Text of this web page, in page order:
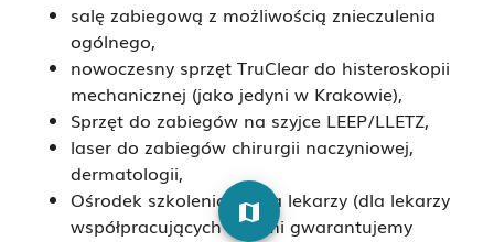
salę zabiegową z możliwością znieczulenia
ogólnego,
nowoczesny sprzęt TruClear do histeroskopii
mechanicznej (jako jedyni w Krakowie),
Sprzęt do zabiegów na szyjce LEEP/LLETZ,
laser do zabiegów chirurgii naczyniowej,
dermatologii,
Ośrodek szkoleniowy dla lekarzy (dla lekarzy
współpracujących z nami gwarantujemy
map